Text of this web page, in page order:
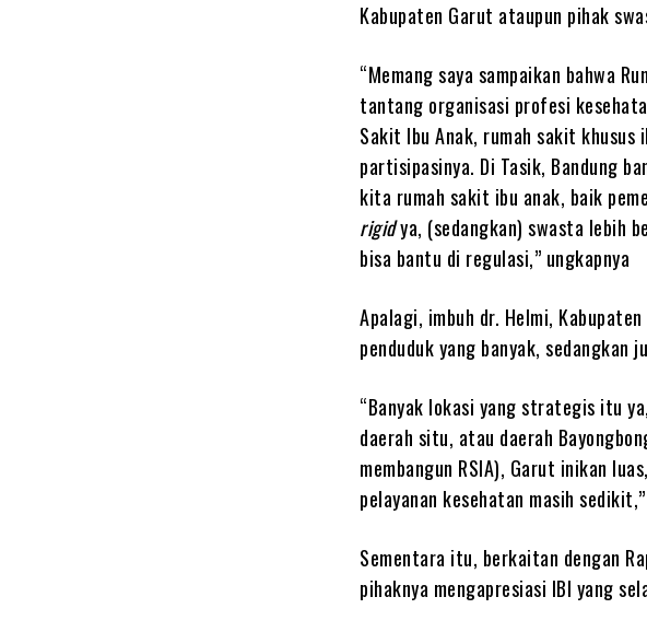
Kabupaten Garut ataupun pihak
“Memang saya sampaikan bahwa
tantang organisasi profesi
Sakit Ibu Anak, rumah sakit khusus
partisipasinya. Di Tasik, Bandung
kita rumah sakit ibu anak, baik
rigidya, (sedangkan) swasta lebih
bisa bantu di regulasi,” ungkapnya
Apalagi, imbuh dr. Helmi,
penduduk yang banyak, sedangkan
“Banyak lokasi yang strategis itu
daerah situ, atau daerah
membangun RSIA), Garut inikan
pelayanan kesehatan masih
Sementara itu, berkaitan dengan
pihaknya mengapresiasi IBI yang